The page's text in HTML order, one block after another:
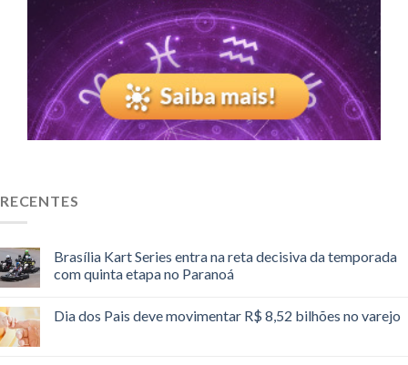
RECENTES
Brasília Kart Series entra na reta decisiva da temporada
com quinta etapa no Paranoá
Dia dos Pais deve movimentar R$ 8,52 bilhões no varejo